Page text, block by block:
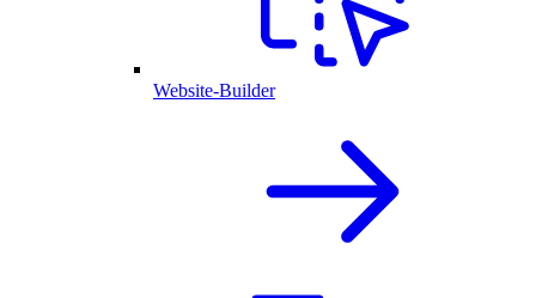
Website-Builder